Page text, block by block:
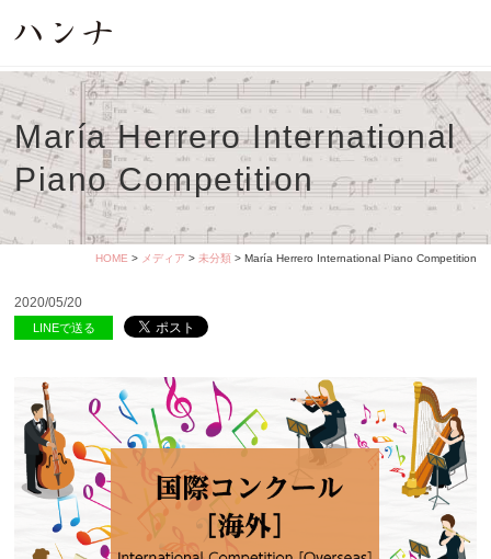
María Herrero International
Piano Competition
HOME > メディア > 未分類> María Herrero International Piano Competition
2020/05/20
LINEで送る